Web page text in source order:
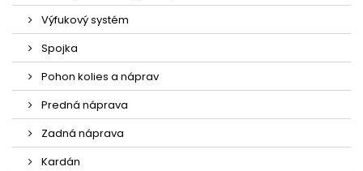
Výfukový systém
Spojka
Pohon kolies a náprav
Predná náprava
Zadná náprava
Kardán